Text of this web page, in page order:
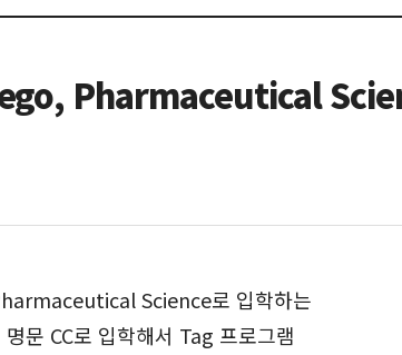
Pharmaceutical
Science로 입학하는
문 CC로 입학해서 Tag 프로그램